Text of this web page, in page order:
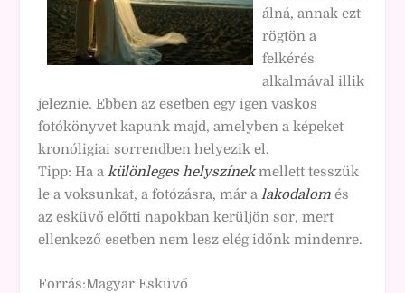
álná, annak ezt
rögtön a
felkérés
alkalmával illik
jeleznie. Ebben az esetben egy igen vaskos
fotókönyvet kapunk majd, amelyben a képeket
kronóligiai sorrendben helyezik el.
Tipp: Ha akülönleges helyszínekmellett tesszük
le a voksunkat, a fotózásra, már alakodalom és
az esküvő előtti napokban kerüljön sor, mert
ellenkező esetben nem lesz elég időnk mindenre.
Forrás:Magyar Esküvő